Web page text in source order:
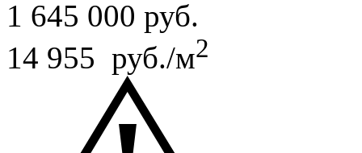
1 645 000 руб.
14 955 руб./м2